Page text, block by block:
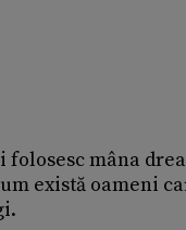
mâna
există oameni